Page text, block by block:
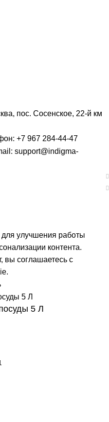
пос. Сосенское, 22-й км
+7 967 284-44-47
support@indigma-
улучшения работы
контента.
вы соглашаетесь с
5 Л